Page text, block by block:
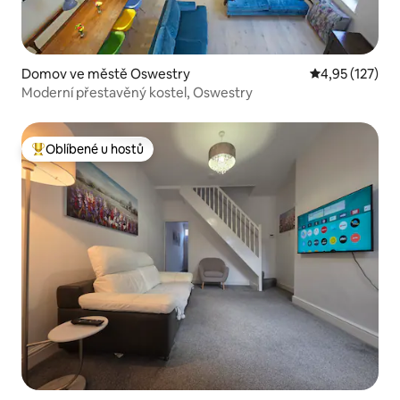
Domov ve městě Oswestry Průměrné
4,95 (127)
Moderní přestavěný kostel, Oswestry
Nejlepší v kategorii Oblíbené u hostů
Oblíbené u hostů